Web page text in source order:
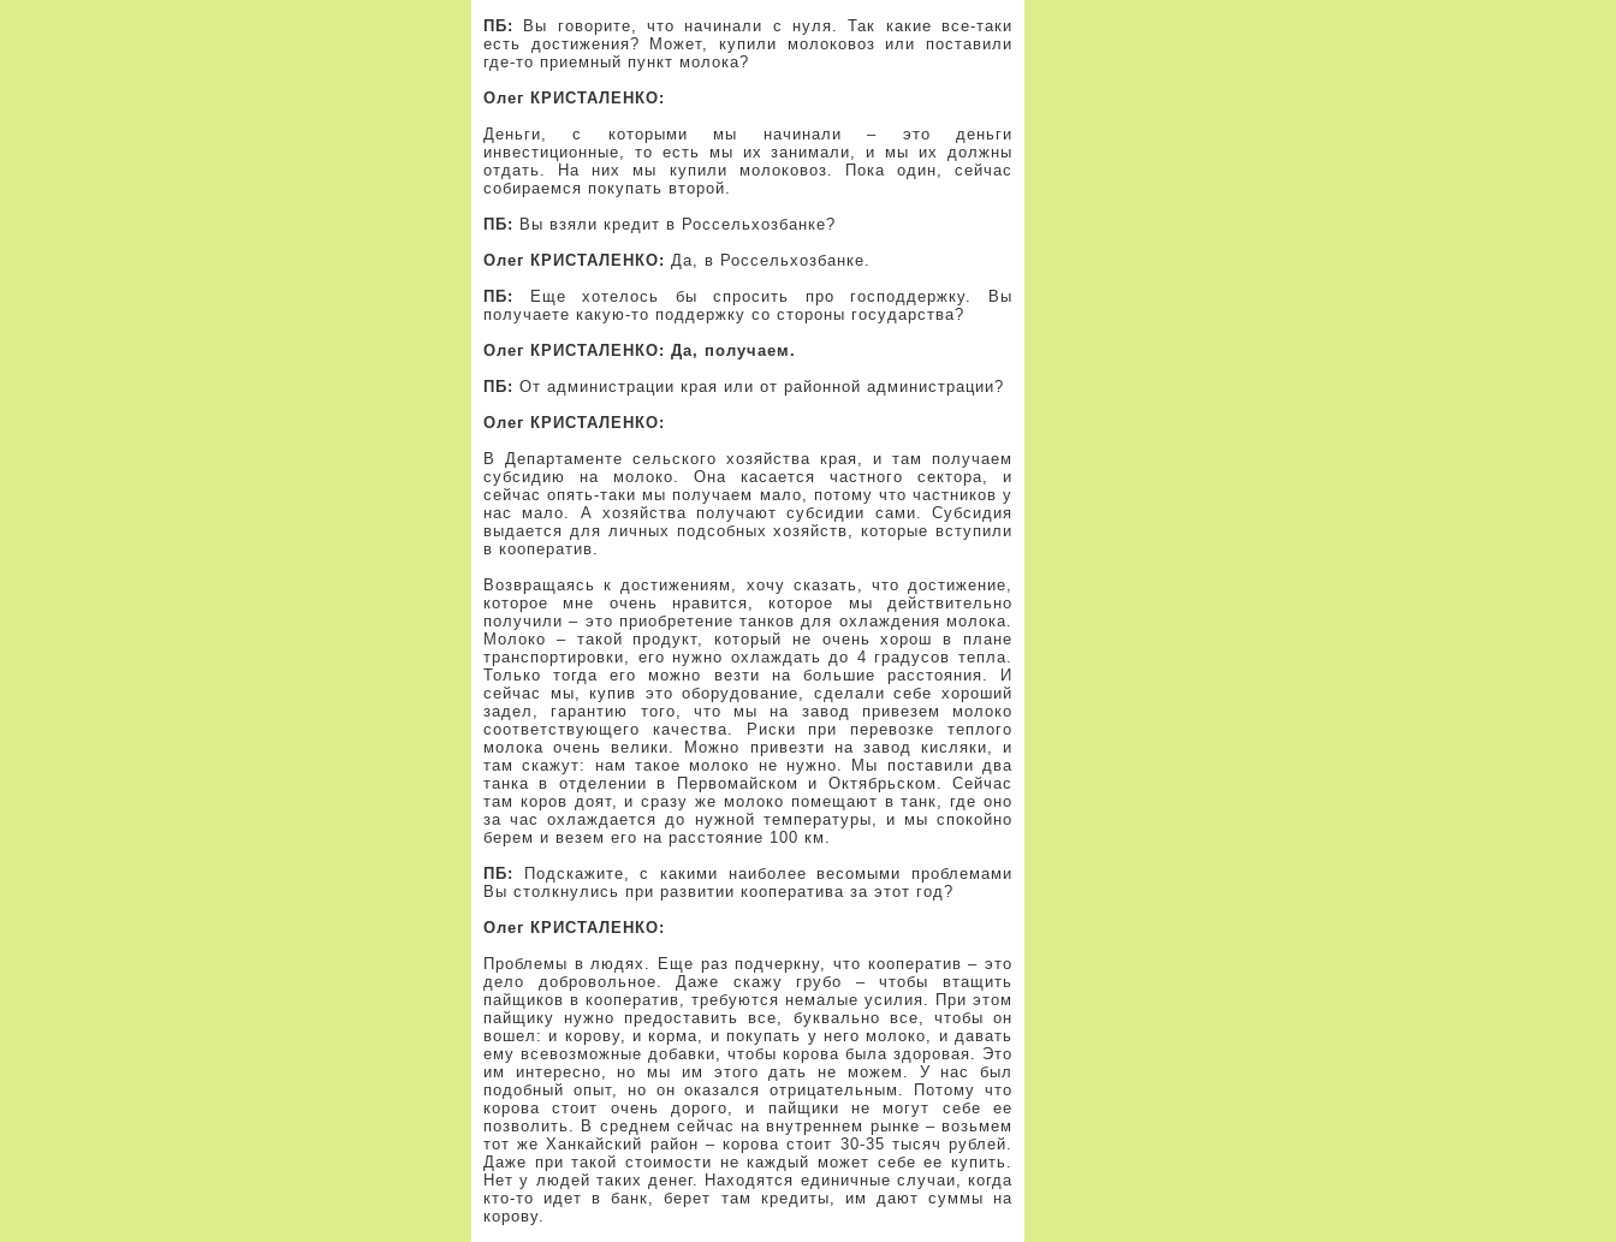
ПБ:
Вы говорите, что начинали с нуля. Так какие все-таки
есть достижения? Может, купили молоковоз или поставили
где-то приемный пункт молока?
Олег КРИСТАЛЕНКО:
Деньги, с которыми мы начинали – это деньги
инвестиционные, то есть мы их занимали, и мы их должны
отдать. На них мы купили молоковоз. Пока один, сейчас
собираемся покупать второй.
ПБ: Вы взяли кредит в Россельхозбанке?
Олег КРИСТАЛЕНКО: Да, в Россельхозбанке.
ПБ:
Еще хотелось бы спросить про господдержку. Вы
получаете какую-то поддержку со стороны государства?
Олег КРИСТАЛЕНКО: Да, получаем.
ПБ: От администрации края или от районной администрации?
Олег КРИСТАЛЕНКО:
В Департаменте сельского хозяйства края, и там получаем
субсидию на молоко. Она касается частного сектора, и
сейчас опять-таки мы получаем мало, потому что частников у
нас мало. А хозяйства получают субсидии сами. Субсидия
выдается для личных подсобных хозяйств, которые вступили
в кооператив.
Возвращаясь к достижениям, хочу сказать, что достижение,
которое мне очень нравится, которое мы действительно
получили – это приобретение танков для охлаждения молока.
Молоко – такой продукт, который не очень хорош в плане
транспортировки, его нужно охлаждать до 4 градусов тепла.
Только тогда его можно везти на большие расстояния. И
сейчас мы, купив это оборудование, сделали себе хороший
задел, гарантию того, что мы на завод привезем молоко
соответствующего качества. Риски при перевозке теплого
молока очень велики. Можно привезти на завод кисляки, и
там скажут: нам такое молоко не нужно. Мы поставили два
танка в отделении в Первомайском и Октябрьском. Сейчас
там коров доят, и сразу же молоко помещают в танк, где оно
за час охлаждается до нужной температуры, и мы спокойно
берем и везем его на расстояние 100 км.
ПБ:
Подскажите, с какими наиболее весомыми проблемами
Вы столкнулись при развитии кооператива за этот год?
Олег КРИСТАЛЕНКО:
Проблемы в людях. Еще раз подчеркну, что кооператив – это
дело добровольное. Даже скажу грубо – чтобы втащить
пайщиков в кооператив, требуются немалые усилия. При этом
пайщику нужно предоставить все, буквально все, чтобы он
вошел: и корову, и корма, и покупать у него молоко, и давать
ему всевозможные добавки, чтобы корова была здоровая. Это
им интересно, но мы им этого дать не можем. У нас был
подобный опыт, но он оказался отрицательным. Потому что
корова стоит очень дорого, и пайщики не могут себе ее
позволить. В среднем сейчас на внутреннем рынке – возьмем
тот же Ханкайский район – корова стоит 30-35 тысяч рублей.
Даже при такой стоимости не каждый может себе ее купить.
Нет у людей таких денег. Находятся единичные случаи, когда
кто-то идет в банк, берет там кредиты, им дают суммы на
корову.